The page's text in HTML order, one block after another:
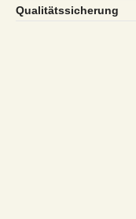
Qualitätssicherung